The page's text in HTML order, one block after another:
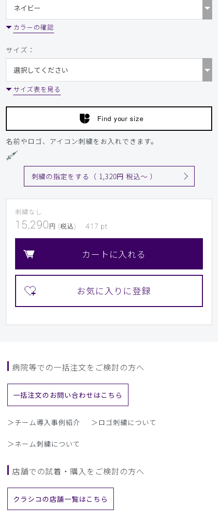
カラーの確認
サイズ：
サイズ表を見る
Find your size
名前やロゴ、アイコン刺繍をお入れできます。
刺繍の指定をする（ 1,320円 税込〜 ）
刺繍なし
15,290 円 (税込) 417 pt
カートに入れる
病院等での一括注文をご検討の方へ
一括注文のお問い合わせはこちら
＞チーム導入事例紹介 ＞ロゴ刺繍について
＞ネーム刺繍について
店舗での試着・購入をご検討の方へ
クラシコの店舗一覧はこちら